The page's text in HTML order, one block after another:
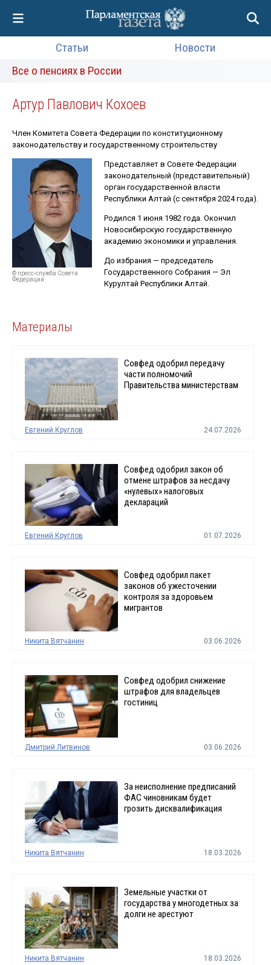
Статьи
Новости
Все о пенсиях в России
Артур Павлович Кохоев
Член Комитета Совета Федерации по конституционному
законодательству и государственному строительству
© пресс-служба Совета
Федерации
Представляет в Совете Федерации
законодательный (представительный)
орган государственной власти
Республики Алтай (с сентября 2024 года).
Родился 1 июня 1982 года. Окончил
Новосибирскую государственную
академию экономики и управления.
До избрания — председатель
Государственного Собрания — Эл
Курултай Республики Алтай.
Материалы
Совфед одобрил передачу
части полномочий
Правительства министерствам
Евгений Круглов 24.07.2026
Совфед одобрил закон об
отмене штрафов за несдачу
«нулевых» налоговых
деклараций
Евгений Круглов 01.07.2026
Совфед одобрил пакет
законов об ужесточении
контроля за здоровьем
мигрантов
Никита Вятчанин 03.06.2026
Совфед одобрил снижение
штрафов для владельцев
гостиниц
Дмитрий Литвинов 03.06.2026
За неисполнение предписаний
ФАС чиновникам будет
грозить дисквалификация
Никита Вятчанин 18.03.2026
Земельные участки от
государства у многодетных за
долги не арестуют
Никита Вятчанин 18.03.2026